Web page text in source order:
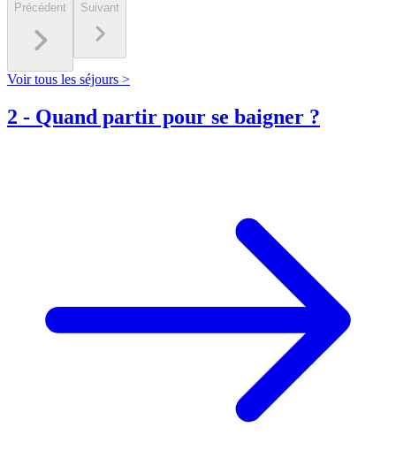
Précédent Suivant
Voir tous les séjours >
2 - Quand partir pour se baigner ?